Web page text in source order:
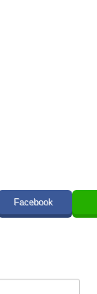
Facebook